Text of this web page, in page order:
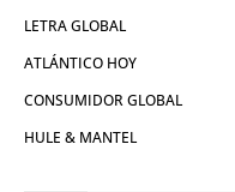
LETRA GLOBAL
ATLÁNTICO HOY
CONSUMIDOR GLOBAL
HULE & MANTEL